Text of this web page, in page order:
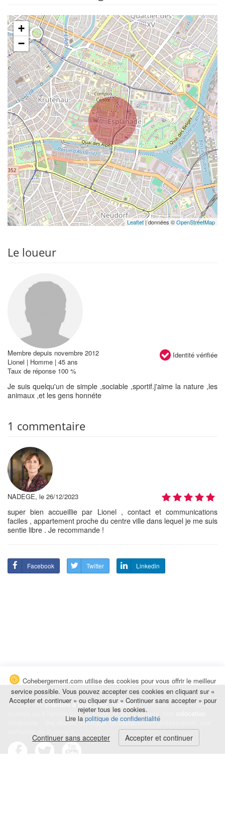
+
−
Leaflet| données ©OpenStreetMap
Le loueur
Identité vérifiée
Membre depuis novembre 2012
Lionel | Homme | 45 ans
Taux de réponse 100 %
Je suis quelqu'un de simple ,sociable ,sportif.j'aime la nature ,les
animaux ,et les gens honnéte
1 commentaire
NADEGE, le 26/12/2023
super bien accueillie par Lionel , contact et communications
faciles , appartement proche du centre ville dans lequel je me suis
sentie libre . Je recommande !
Facebook Twitter Linkedin
Trouvez unechambre à louer chez l'habitantà la nuitée, à la semaine,
au mois ou à l'année pour de courts et longs séjours, une
temporaire : des études, un stage, un déplacement professionnel, une
Cohebergement.com utilise des cookies pour vous offrir le meilleur
service possible. Vous pouvez accepter ces cookies en cliquant sur «
Accepter et continuer » ou cliquer sur « Continuer sans accepter » pour
rejeter tous les cookies.
Lire la politique de confidentialité
Continuer sans accepter Accepter et continuer